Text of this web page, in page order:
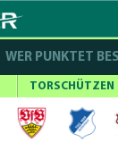
WER PUNKTET
TORSCHÜTZEN